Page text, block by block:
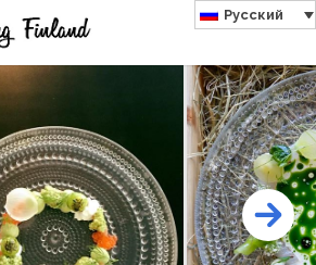
Русский